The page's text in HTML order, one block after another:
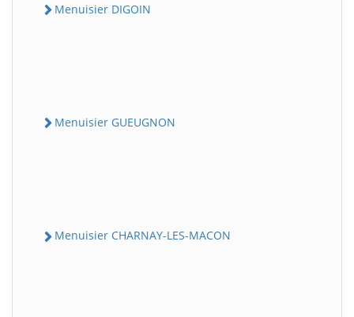
Menuisier DIGOIN
Menuisier GUEUGNON
Menuisier CHARNAY-LES-MACON